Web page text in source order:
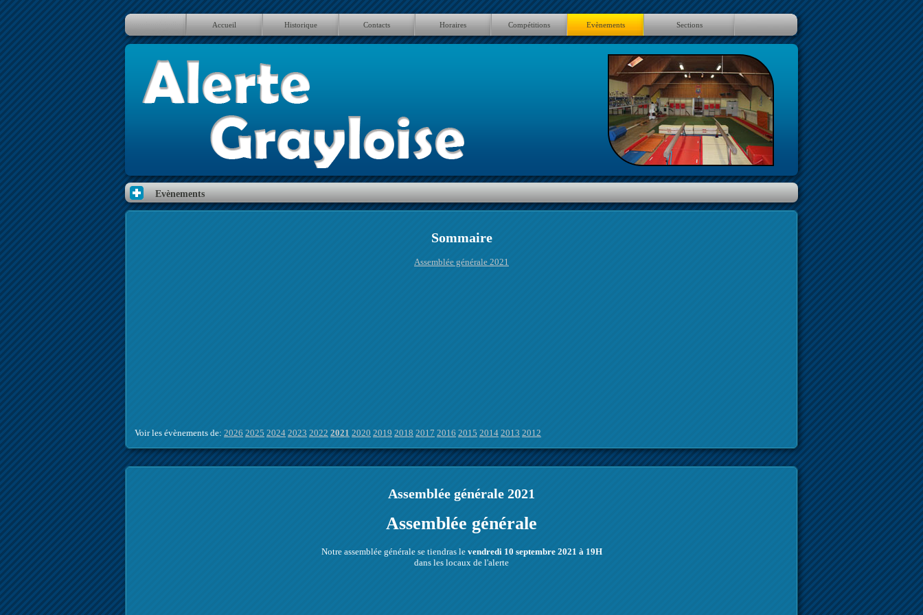
Accueil Historique Contacts Horaires Compétitions Evènements Sections
Evènements
Sommaire
Assemblée générale 2021
Voir les évènements de: 2026 2025 2024 2023 2022 2021 2020 2019 2018 2017 2016 2015 2014 2013 2012
Assemblée générale 2021
Assemblée générale
Notre assemblée générale se tiendras le vendredi 10 septembre 2021 à 19H
dans les locaux de l'alerte